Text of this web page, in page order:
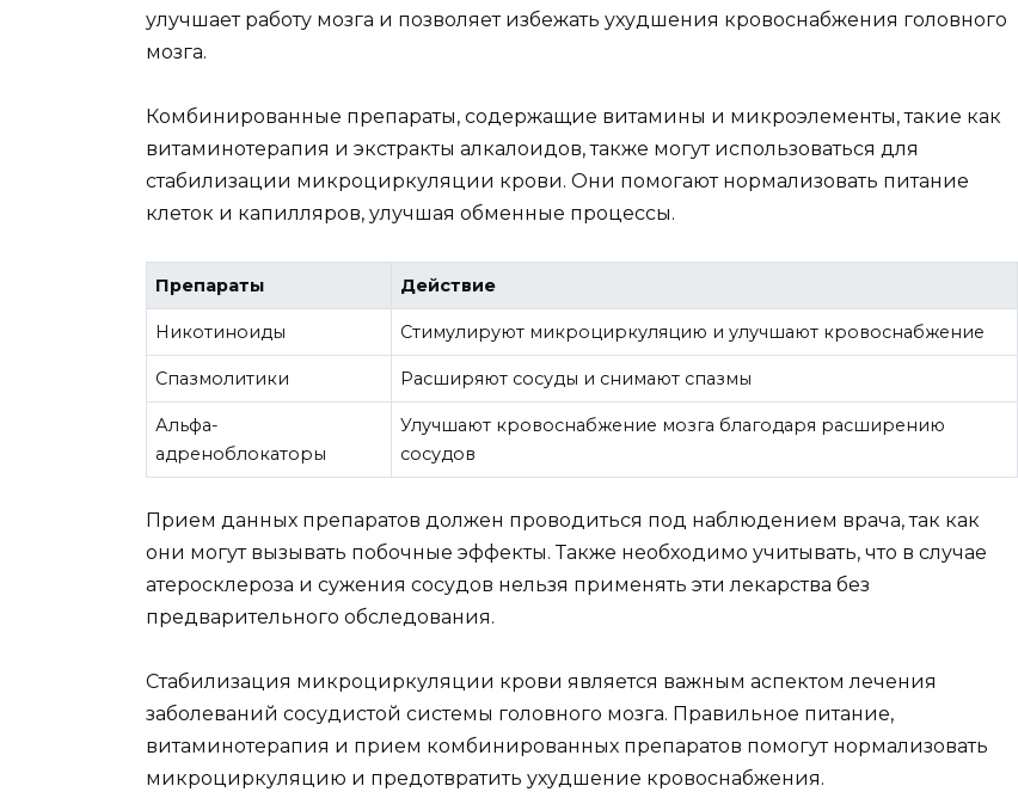
улучшает работу мозга и позволяет избежать ухудшения кровоснабжения головного
мозга.
Комбинированные препараты, содержащие витамины и микроэлементы, такие как
витаминотерапия и экстракты алкалоидов, также могут использоваться для
стабилизации микроциркуляции крови. Они помогают нормализовать питание
клеток и капилляров, улучшая обменные процессы.
Препараты Действие
Никотиноиды Стимулируют микроциркуляцию и улучшают кровоснабжение
Спазмолитики Расширяют сосуды и снимают спазмы
Альфа-
адреноблокаторы
Улучшают кровоснабжение мозга благодаря расширению
сосудов
Прием данных препаратов должен проводиться под наблюдением врача, так как
они могут вызывать побочные эффекты. Также необходимо учитывать, что в случае
атеросклероза и сужения сосудов нельзя применять эти лекарства без
предварительного обследования.
Стабилизация микроциркуляции крови является важным аспектом лечения
заболеваний сосудистой системы головного мозга. Правильное питание,
витаминотерапия и прием комбинированных препаратов помогут нормализовать
микроциркуляцию и предотвратить ухудшение кровоснабжения.